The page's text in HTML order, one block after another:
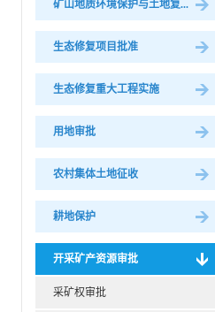
矿山地质环境保护与土地复...
生态修复项目批准
生态修复重大工程实施
用地审批
农村集体土地征收
耕地保护
开采矿产资源审批
采矿权审批